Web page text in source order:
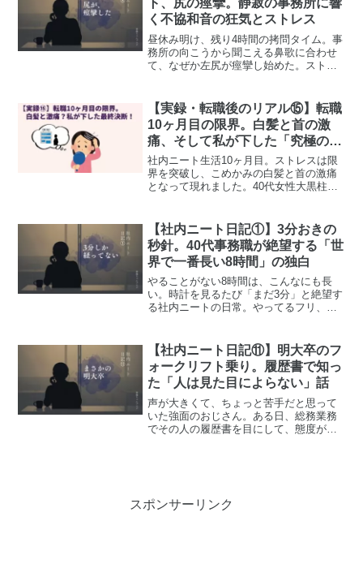
ト、尻の痙攣。静寂の事務所に響
く不協和音の狂気とストレス
昼休み明け、残り4時間の拷問タイム。事
務所の向こうから聞こえる鼻歌に合わせ
て、なぜか左尻が痙攣し始めた。ストレ
記録。第8話。
【実録・転職後のリアル⑮】転職
10ヶ月目の限界。白髪と首の激
痛、そして私が下した「究極の決
断」
社内ニート生活10ヶ月目。ストレスは限
界を突破し、こめかみの白髪と首の激痛
となって現れました。40代女性大黒柱と
究極の決断」とは？実録ドキュメンタリ
ー第15話。
【社内ニート日記①】3分おきの
秒針。40代事務職が絶望する「世
界で一番長い8時間」の独白
やることがない8時間は、こんなにも長
い。時計を見るたび「まだ3分」と絶望す
る社内ニートの日常。やってるフリ、消
【社内ニート日記⑪】明大卒のフ
ォークリフト乗り。履歴書で知っ
た「人は見た目によらない」話
声が大きくて、ちょっと苦手だと思って
いた強面のおじさん。ある日、総務業務
でその人の履歴書を目にして、態度が一
スポンサーリンク